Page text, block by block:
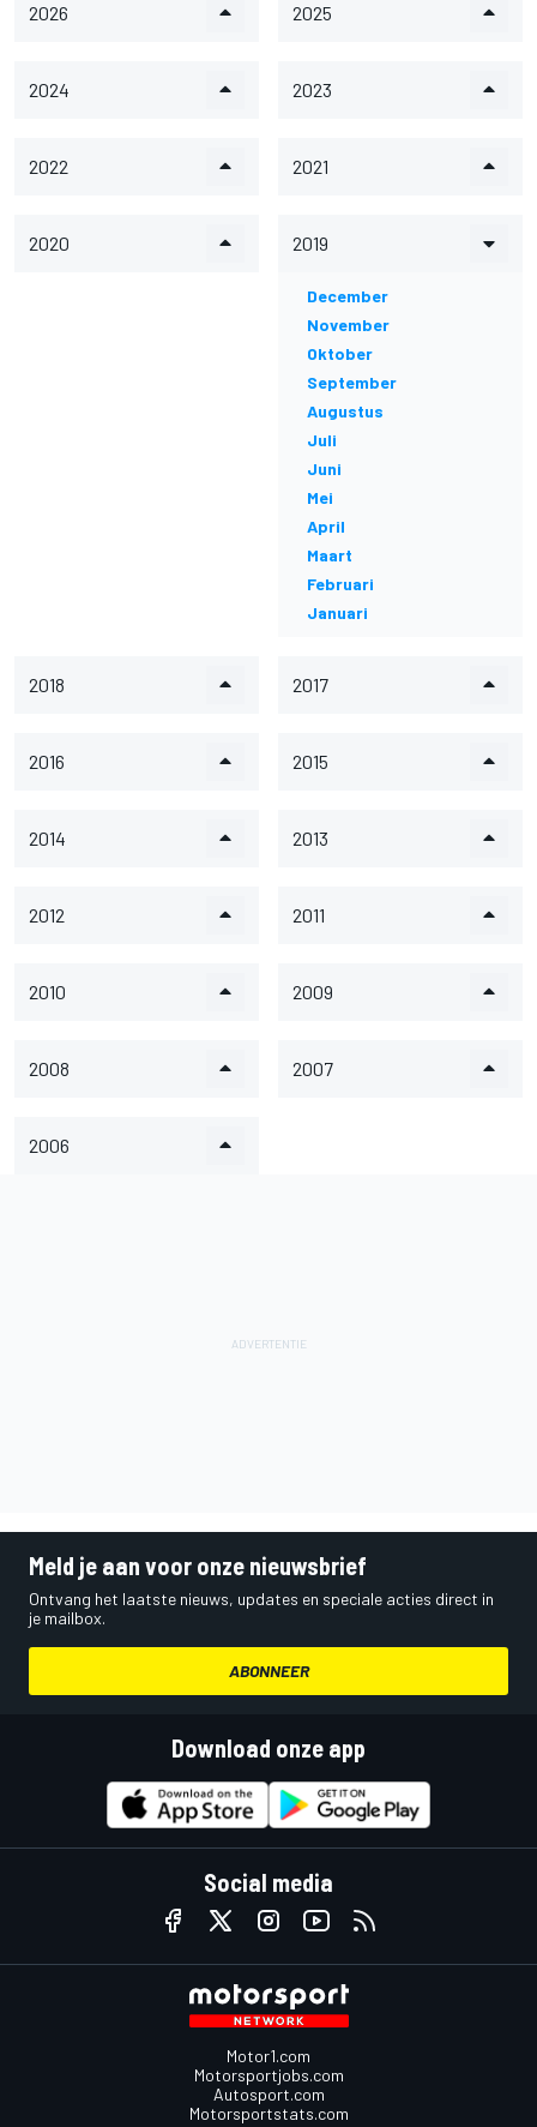
2026
2025
2024 2023
2022 2021
2020 2019
December
November
Oktober
September
Augustus
Juli
Juni
Mei
April
Maart
Februari
Januari
2018 2017
2016 2015
2014 2013
2012 2011
2010 2009
2008 2007
2006
Meld je aan voor onze nieuwsbrief
Ontvang het laatste nieuws, updates en speciale acties direct in
je mailbox.
ABONNEER
Download onze app
Social media
Motor1.com
Motorsportjobs.com
Autosport.com
Motorsportstats.com